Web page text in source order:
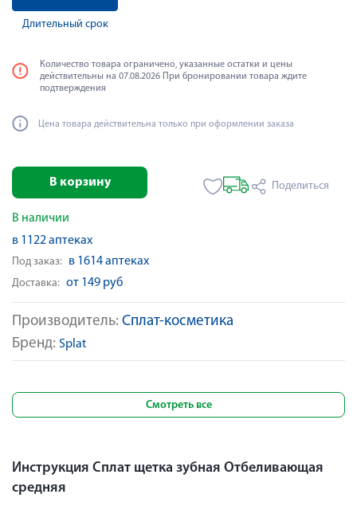
Производитель: Сплат-косметика
Бренд: Splat
Длительный срок
Количество товара ограничено, указанные остатки и цены
действительны на 07.08.2026 При бронировании товара ждите
подтверждения
Цена товара действительна только при оформлении заказа
В корзину Поделиться
В наличии
в 1122 аптеках
Под заказ: в 1614 аптеках
Доставка: от 149 руб
Смотреть все
Инструкция Сплат щетка зубная Отбеливающая
средняя